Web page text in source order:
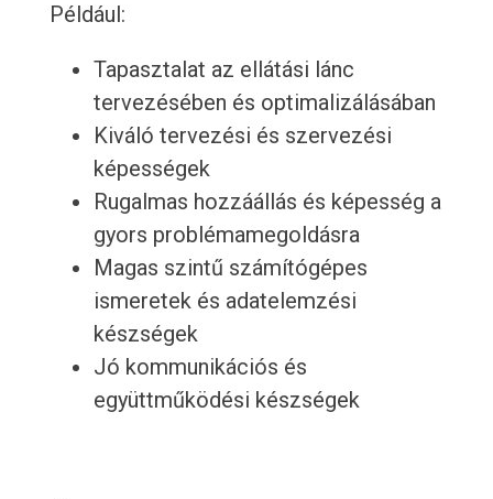
Például:
Tapasztalat az ellátási lánc
tervezésében és optimalizálásában
Kiváló tervezési és szervezési
képességek
Rugalmas hozzáállás és képesség a
gyors problémamegoldásra
Magas szintű számítógépes
ismeretek és adatelemzési
készségek
Jó kommunikációs és
együttműködési készségek